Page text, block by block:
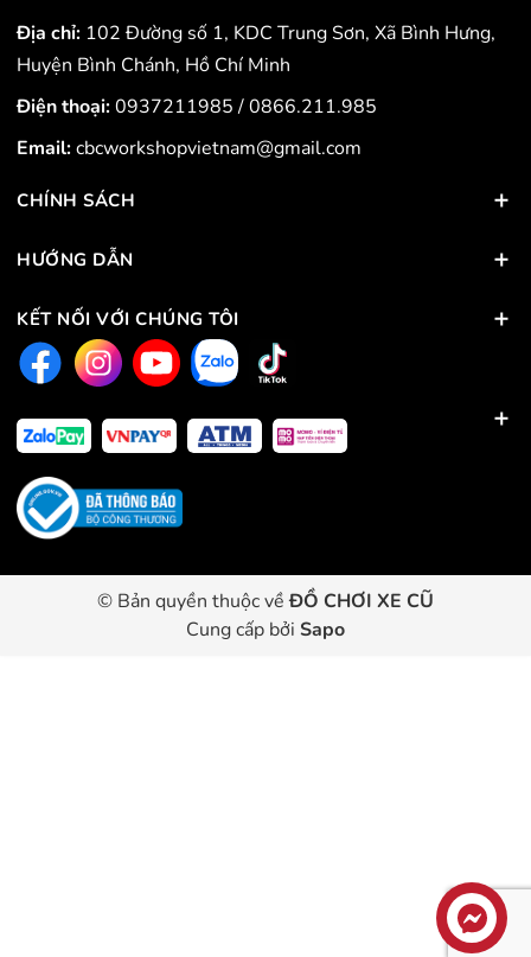
Địa chỉ: 102 Đường số 1, KDC Trung Sơn, Xã Bình Hưng,
Huyện Bình Chánh, Hồ Chí Minh
Điện thoại:0937211985/0866.211.985
Email:cbcworkshopvietnam@gmail.com
CHÍNH SÁCH
HƯỚNG DẪN
KẾT NỐI VỚI CHÚNG TÔI
© Bản quyền thuộc vềĐỒ CHƠI XE CŨ
Cung cấp bởi Sapo
Liên hệ